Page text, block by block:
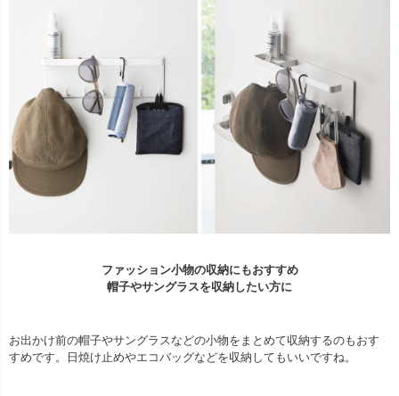
ファッション小物の収納にもおすすめ
帽子やサングラスを収納したい方に
お出かけ前の帽子やサングラスなどの小物をまとめて収納するのもおす
すめです。日焼け止めやエコバッグなどを収納してもいいですね。